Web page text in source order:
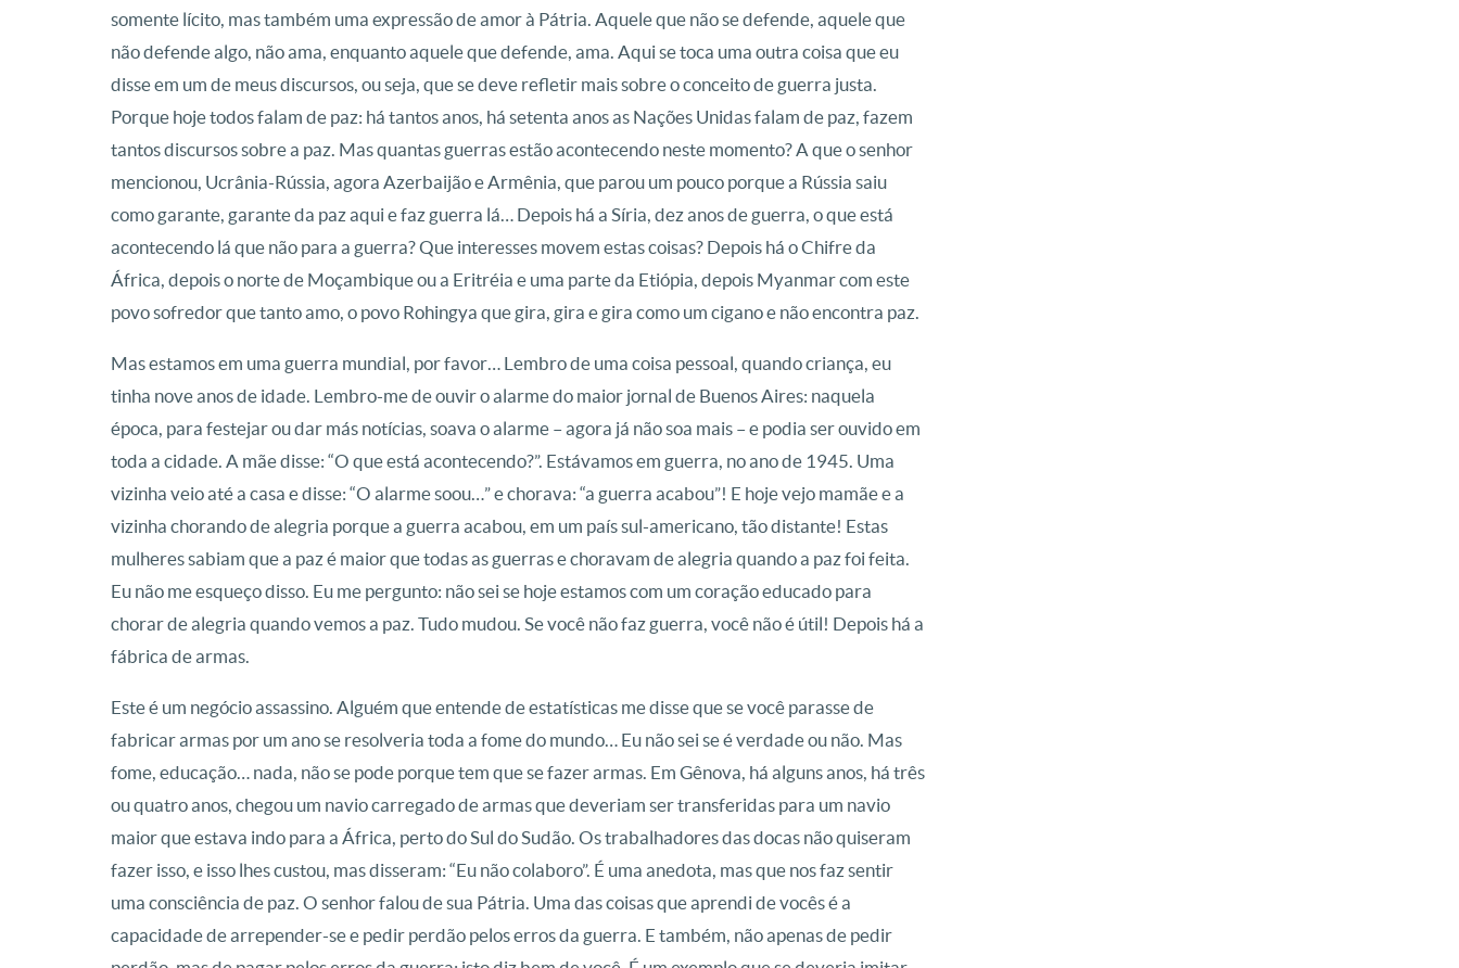
somente lícito, mas também uma expressão de amor à Pátria. Aquele que não se defende, aquele que
não defende algo, não ama, enquanto aquele que defende, ama. Aqui se toca uma outra coisa que eu
disse em um de meus discursos, ou seja, que se deve refletir mais sobre o conceito de guerra justa.
Porque hoje todos falam de paz: há tantos anos, há setenta anos as Nações Unidas falam de paz, fazem
tantos discursos sobre a paz. Mas quantas guerras estão acontecendo neste momento? A que o senhor
mencionou, Ucrânia-Rússia, agora Azerbaijão e Armênia, que parou um pouco porque a Rússia saiu
como garante, garante da paz aqui e faz guerra lá… Depois há a Síria, dez anos de guerra, o que está
acontecendo lá que não para a guerra? Que interesses movem estas coisas? Depois há o Chifre da
África, depois o norte de Moçambique ou a Eritréia e uma parte da Etiópia, depois Myanmar com este
povo sofredor que tanto amo, o povo Rohingya que gira, gira e gira como um cigano e não encontra paz.
Mas estamos em uma guerra mundial, por favor… Lembro de uma coisa pessoal, quando criança, eu
tinha nove anos de idade. Lembro-me de ouvir o alarme do maior jornal de Buenos Aires: naquela
época, para festejar ou dar más notícias, soava o alarme – agora já não soa mais – e podia ser ouvido em
toda a cidade. A mãe disse: “O que está acontecendo?”. Estávamos em guerra, no ano de 1945. Uma
vizinha veio até a casa e disse: “O alarme soou…” e chorava: “a guerra acabou”! E hoje vejo mamãe e a
vizinha chorando de alegria porque a guerra acabou, em um país sul-americano, tão distante! Estas
mulheres sabiam que a paz é maior que todas as guerras e choravam de alegria quando a paz foi feita.
Eu não me esqueço disso. Eu me pergunto: não sei se hoje estamos com um coração educado para
chorar de alegria quando vemos a paz. Tudo mudou. Se você não faz guerra, você não é útil! Depois há a
fábrica de armas.
Este é um negócio assassino. Alguém que entende de estatísticas me disse que se você parasse de
fabricar armas por um ano se resolveria toda a fome do mundo… Eu não sei se é verdade ou não. Mas
fome, educação… nada, não se pode porque tem que se fazer armas. Em Gênova, há alguns anos, há três
ou quatro anos, chegou um navio carregado de armas que deveriam ser transferidas para um navio
maior que estava indo para a África, perto do Sul do Sudão. Os trabalhadores das docas não quiseram
fazer isso, e isso lhes custou, mas disseram: “Eu não colaboro”. É uma anedota, mas que nos faz sentir
uma consciência de paz. O senhor falou de sua Pátria. Uma das coisas que aprendi de vocês é a
capacidade de arrepender-se e pedir perdão pelos erros da guerra. E também, não apenas de pedir